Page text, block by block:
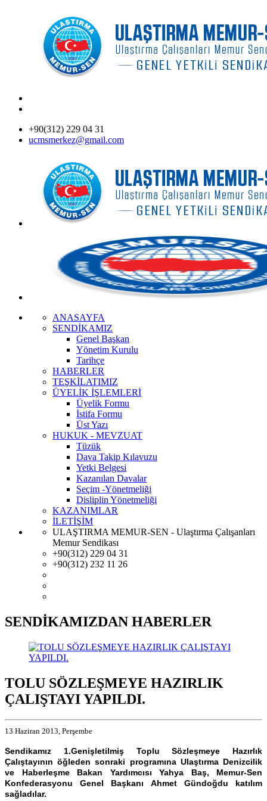
+90(312) 229 04 31
ucmsmerkez@gmail.com
ANASAYFA
SENDİKAMIZ
Genel Başkan
Yönetim Kurulu
Tarihçe
HABERLER
TEŞKİLATIMIZ
ÜYELİK İŞLEMLERİ
Üyelik Formu
İstifa Formu
Üst Yazı
HUKUK - MEVZUAT
Tüzük
Dava Takip Kılavuzu
Yetki Belgesi
Kazanılan Davalar
Seçim -Yönetmeliği
Disliplin Yönetmeliği
KAZANIMLAR
İLETİŞİM
ULAŞTIRMA MEMUR-SEN - Ulaştırma Çalışanları
Memur Sendikası
+90(312) 229 04 31
+90(312) 232 11 26
SENDİKAMIZDAN HABERLER
TOLU SÖZLEŞMEYE HAZIRLIK
ÇALIŞTAYI YAPILDI.
13 Haziran 2013, Perşembe
Sendikamız 1.Genişletilmiş Toplu Sözleşmeye Hazırlık
Çalıştayının öğleden sonraki programına Ulaştırma Denizcilik
ve Haberleşme Bakan Yardımcısı Yahya Baş, Memur-Sen
Konfederasyonu Genel Başkanı Ahmet Gündoğdu katılım
sağladılar.